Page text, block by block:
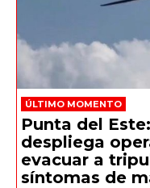
ÚLTIMO MOMENTO
Punta del
despliega
evacuar a
síntomas de